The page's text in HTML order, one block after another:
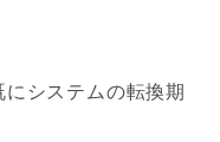
システムの転換期